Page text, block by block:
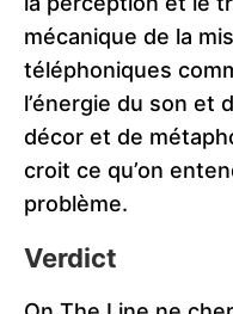
mécanique de la
téléphoniques
l’énergie du son et
décor et de
croit ce qu’on
problème.
Verdict